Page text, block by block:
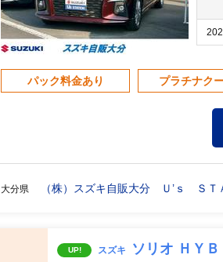
パック料金あり プラチナク
大分県 （株）スズキ自販大分 Ｕ’ｓ ＳＴ
UP! スズキ
ソリオ ＨＹ